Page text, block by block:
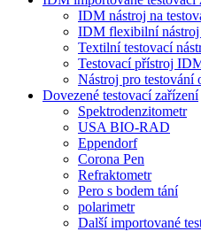
IDM nástroj na
IDM flexibilní nástroj
Textilní testovací
Testovací přístroj
Nástroj pro testování
Dovezené testovací zařízení
Spektrodenzitometr
USA BIO-RAD
Eppendorf
Corona Pen
Refraktometr
Pero s bodem tání
polarimetr
Další importované